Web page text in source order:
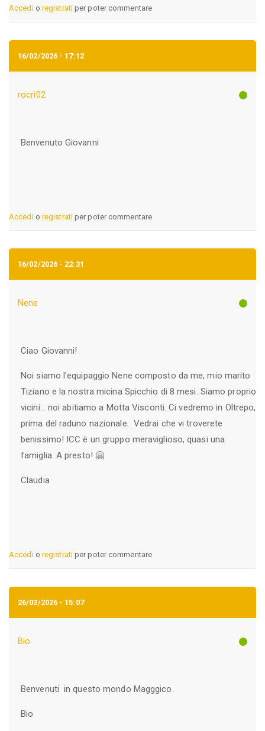
Accedio registratiper poter commentare
16/02/2026 - 17:12
rocri02
Benvenuto Giovanni
Accedio registratiper poter commentare
16/02/2026 - 22:31
Nene
Ciao Giovanni!
Noi siamo l'equipaggio Nene composto da me, mio marito
Tiziano e la nostra micina Spicchio di 8 mesi. Siamo proprio
vicini... noi abitiamo a Motta Visconti. Ci vedremo in Oltrepo,
prima del raduno nazionale. Vedrai che vi troverete
benissimo! ICC è un gruppo meraviglioso, quasi una
famiglia. A presto! 🤗
Claudia
Accedio registratiper poter commentare
26/03/2026 - 15:07
Bio
Benvenuti in questo mondo Magggico.
Bio